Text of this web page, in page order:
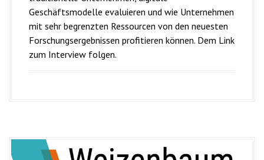
Geschäftsmodelle evaluieren und wie Unternehmen
mit sehr begrenzten Ressourcen von den neuesten
Forschungsergebnissen profitieren können. Dem Link
zum Interview folgen.